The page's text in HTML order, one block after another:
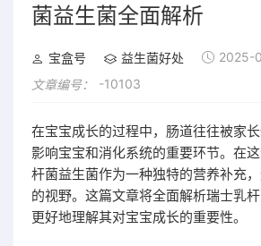
菌益生菌全面解析
宝盒号 益生菌好处
2025-
文章编号：
-10103
在宝宝成长的过程中，肠道往往被家
影响宝宝和消化系统的重要环节。在
杆菌益生菌作为一种独特的营养补充
的视野。这篇文章将全面解析瑞士乳
更好地理解其对宝宝成长的重要性。